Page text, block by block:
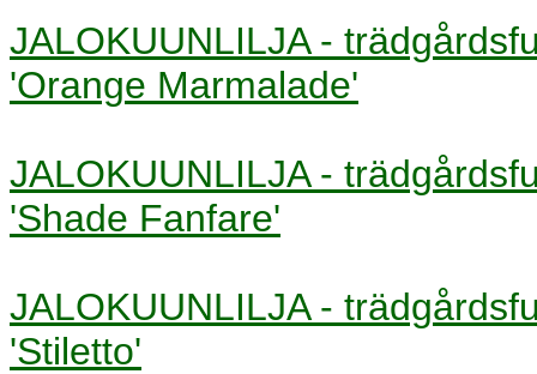
JALOKUUNLILJA -
'Orange Marmalade'
JALOKUUNLILJA -
'Shade Fanfare'
JALOKUUNLILJA -
'Stiletto'